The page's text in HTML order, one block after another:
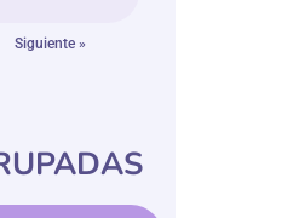
Siguiente »